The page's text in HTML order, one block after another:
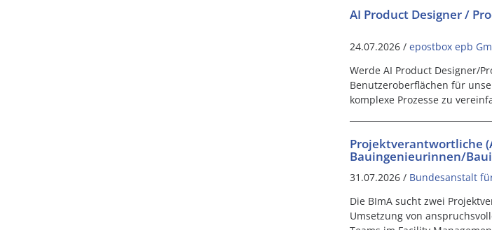
AI Product Designer /
24.07.2026 / epostbox epb
Werde AI Product Designer/
Benutzeroberflächen für
komplexe Prozesse zu
Projektverantwortliche
Bauingenieurinnen/
31.07.2026 / Bundesanstalt
Die BImA sucht zwei
Umsetzung von